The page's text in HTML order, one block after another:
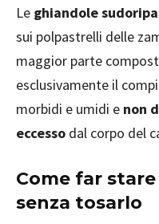
Le ghiandole
sui polpastrelli delle
maggior parte
esclusivamente il
morbidi e umidi e non
eccesso dal corpo del
Come far
senza tosarlo